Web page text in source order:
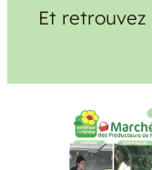
Et retrouvez